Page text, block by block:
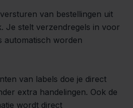
van bestellingen uit
Je stelt verzendregels in voor
automatisch worden
van labels doe je direct
extra handelingen. Ook de
wordt direct